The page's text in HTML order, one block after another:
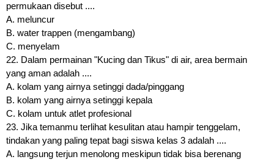
permukaan disebut ....
A. meluncur
B. water trappen (mengambang)
C. menyelam
22. Dalam permainan "Kucing dan Tikus" di air, area bermain
yang aman adalah ....
A. kolam yang airnya setinggi dada/pinggang
B. kolam yang airnya setinggi kepala
C. kolam untuk atlet profesional
23. Jika temanmu terlihat kesulitan atau hampir tenggelam,
tindakan yang paling tepat bagi siswa kelas 3 adalah ....
A. langsung terjun menolong meskipun tidak bisa berenang